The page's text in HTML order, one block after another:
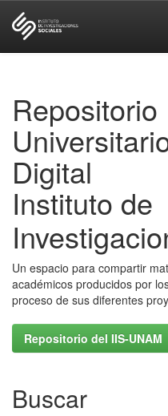
Repositorio
Digital
Instituto de
Un espacio para compartir
académicos producidos por
proceso de sus diferentes
Repositorio del IIS-UNAM
Buscar